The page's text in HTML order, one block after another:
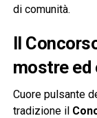
di comunità.
Il
mostre
Cuore pulsante
tradizione il